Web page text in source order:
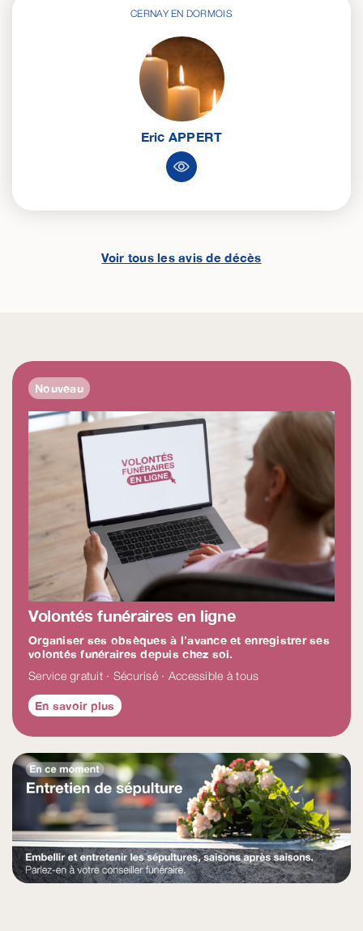
CERNAY EN DORMOIS
Eric APPERT
Voir tous les avis de décès
Nouveau
Volontés funéraires en ligne
Organiser ses obsèques à l’avance et enregistrer ses
volontés funéraires depuis chez soi.
Service gratuit · Sécurisé · Accessible à tous
En savoir plus